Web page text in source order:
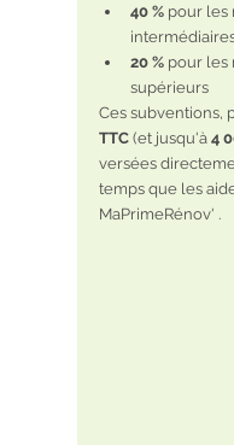
40 % pour les
20 % pour les
supérieurs
Ces subventions,
TTC (et jusqu'à 4
versées
temps que les
MaPrimeRénov' .